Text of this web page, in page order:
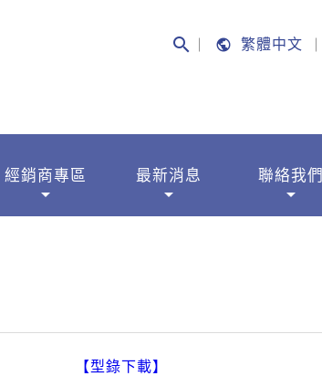
search public 繁體中文
經銷商專區
arrow_drop_down
最新消息
arrow_drop_down
聯絡我們
arrow_drop_down
【型錄下載】